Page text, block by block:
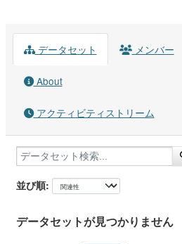
データセット メンバー
About
アクティビティストリーム
並び順
データセットが見つかりません